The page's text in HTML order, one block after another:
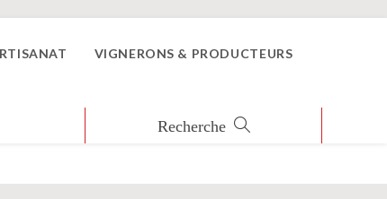
VIGNERONS & PRODUCTEURS